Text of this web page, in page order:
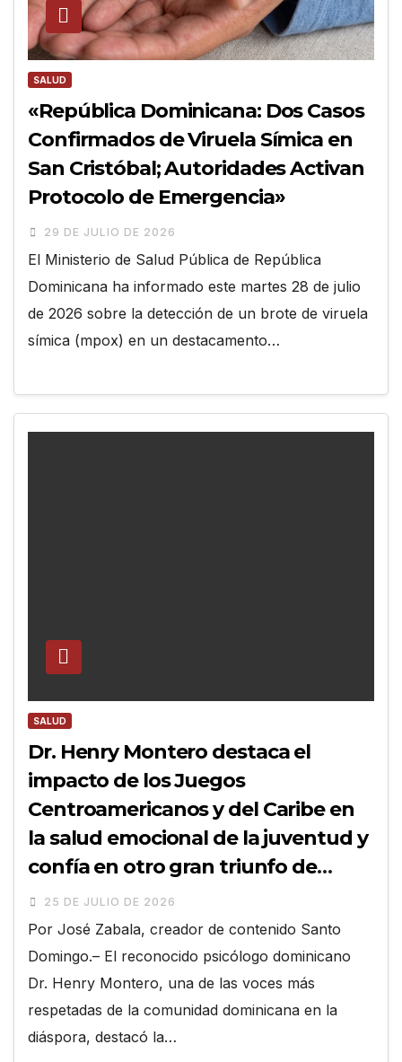
SALUD
«República Dominicana: Dos Casos
Confirmados de Viruela Símica en
San Cristóbal; Autoridades Activan
Protocolo de Emergencia»
29 DE JULIO DE 2026
El Ministerio de Salud Pública de República
Dominicana ha informado este martes 28 de julio
de 2026 sobre la detección de un brote de viruela
símica (mpox) en un destacamento…
SALUD
Dr. Henry Montero destaca el
impacto de los Juegos
Centroamericanos y del Caribe en
la salud emocional de la juventud y
confía en otro gran triunfo de
Marileidy Paulino
25 DE JULIO DE 2026
Por José Zabala, creador de contenido Santo
Domingo.– El reconocido psicólogo dominicano
Dr. Henry Montero, una de las voces más
respetadas de la comunidad dominicana en la
diáspora, destacó la…